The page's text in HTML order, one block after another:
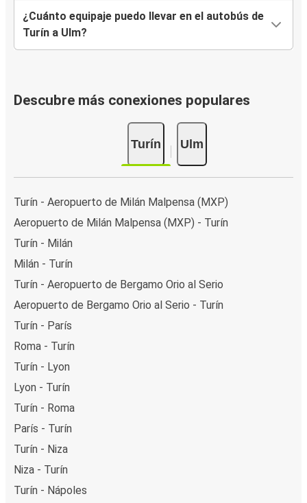
¿Cuánto equipaje puedo llevar en el autobús de
Turín a Ulm?
Descubre más conexiones populares
Turín Ulm
Turín - Aeropuerto de Milán Malpensa (MXP)
Aeropuerto de Milán Malpensa (MXP) - Turín
Turín - Milán
Milán - Turín
Turín - Aeropuerto de Bergamo Orio al Serio
Aeropuerto de Bergamo Orio al Serio - Turín
Turín - París
Roma - Turín
Turín - Lyon
Lyon - Turín
Turín - Roma
París - Turín
Turín - Niza
Niza - Turín
Turín - Nápoles